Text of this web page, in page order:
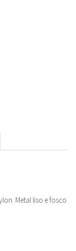
Metal liso e fosco